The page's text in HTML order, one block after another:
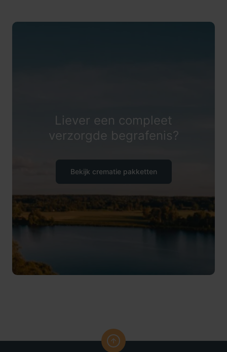
Liever een compleet
verzorgde begrafenis?
Bekijk crematie pakketten